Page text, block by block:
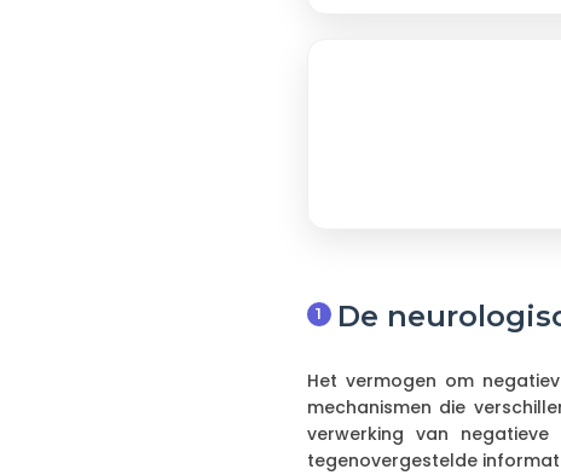
De
Het vermogen om
mechanismen die
verwerking van
tegenovergestelde